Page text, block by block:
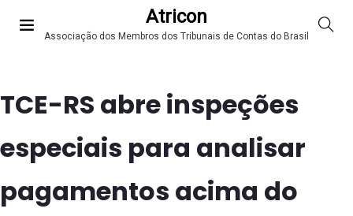
Atricon
Associação dos Membros dos Tribunais de Contas do Brasil
TCE-RS abre inspeções
especiais para analisar
pagamentos acima do